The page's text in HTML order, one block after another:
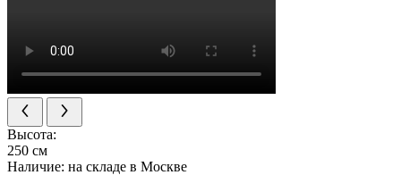
Высота:
250 см
Наличие: на складе в Москве